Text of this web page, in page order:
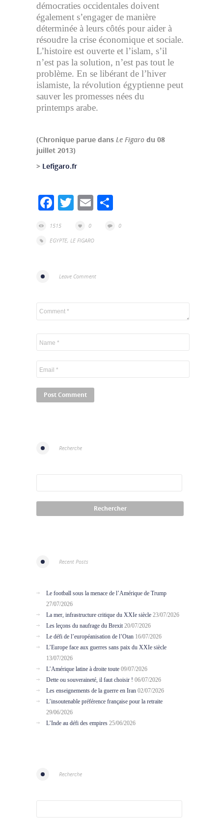
démocraties occidentales doivent
également s’engager de manière
déterminée à leurs côtés pour aider à
résoudre la crise économique et sociale.
L’histoire est ouverte et l’islam, s’il
n’est pas la solution, n’est pas tout le
problème. En se libérant de l’hiver
islamiste, la révolution égyptienne peut
sauver les promesses nées du
printemps arabe.
(Chronique parue dans Le Figaro du 08
juillet 2013)
> Lefigaro.fr
Facebook
TwitterEmail
1515 0
0
EGYPTE, LE FIGARO
Leave Comment
Recherche
Recent Posts
Le football sous la menace de l’Amérique de Trump
27/07/2026
La mer, infrastructure critique du XXIe siècle 23/07/2026
Les leçons du naufrage du Brexit 20/07/2026
Le défi de l’européanisation de l’Otan 16/07/2026
L’Europe face aux guerres sans paix du XXIe siècle
13/07/2026
L’Amérique latine à droite toute 09/07/2026
Dette ou souveraineté, il faut choisir ! 06/07/2026
Les enseignements de la guerre en Iran 02/07/2026
L’insoutenable préférence française pour la retraite
29/06/2026
L’Inde au défi des empires 25/06/2026
Recherche